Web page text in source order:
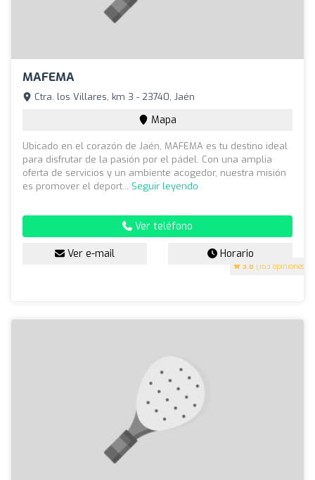
MAFEMA
3.8 (163 opiniones)
Ctra. los Villares, km 3 - 23740, Jaén
Mapa
Ubicado en el corazón de Jaén, MAFEMA es tu destino ideal
para disfrutar de la pasión por el pádel. Con una amplia
oferta de servicios y un ambiente acogedor, nuestra misión
es promover el deport... Seguir leyendo
Ver teléfono
Ver e-mail Horario